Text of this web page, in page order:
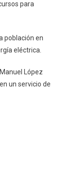
para
población en
eléctrica.
López
un servicio de